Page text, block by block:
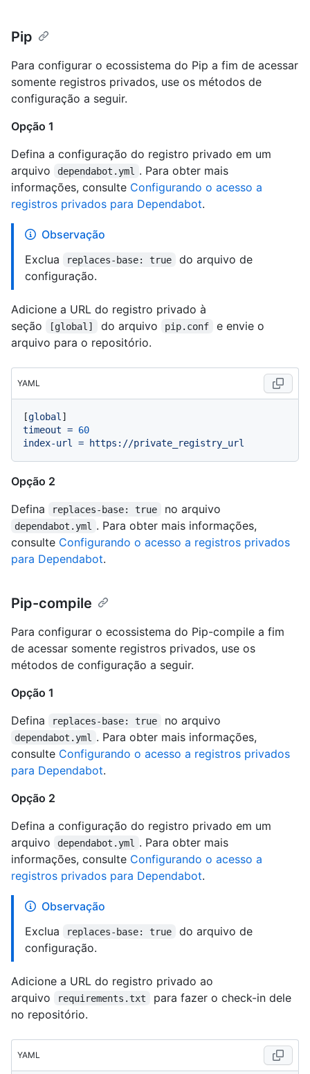
Pip
Para configurar o ecossistema do Pip a fim de acessar
somente registros privados, use os métodos de
configuração a seguir.
Opção 1
Defina a configuração do registro privado em um
arquivo
dependabot.yml
. Para obter mais
informações, consulte Configurando o acesso a
registros privados para Dependabot.
Observação
Exclua
replaces-base: true
do arquivo de
configuração.
Adicione a URL do registro privado à
seção
[global] do arquivo pip.conf
e envie o
arquivo para o repositório.
YAML
[global
timeout = 60
index-url
= https://private_registry_url
Opção 2
Defina
replaces-base: true no arquivo
dependabot.yml
. Para obter mais informações,
consulte Configurando o acesso a registros privados
para Dependabot.
Pip-compile
Para configurar o ecossistema do Pip-compile a fim
de acessar somente registros privados, use os
métodos de configuração a seguir.
Opção 1
Defina
replaces-base: true no arquivo
dependabot.yml
. Para obter mais informações,
consulte Configurando o acesso a registros privados
para Dependabot.
Opção 2
Defina a configuração do registro privado em um
arquivo
dependabot.yml
. Para obter mais
informações, consulte Configurando o acesso a
registros privados para Dependabot.
Observação
Exclua
replaces-base: true
do arquivo de
configuração.
Adicione a URL do registro privado ao
arquivo
requirements.txt
para fazer o check-in dele
no repositório.
YAML